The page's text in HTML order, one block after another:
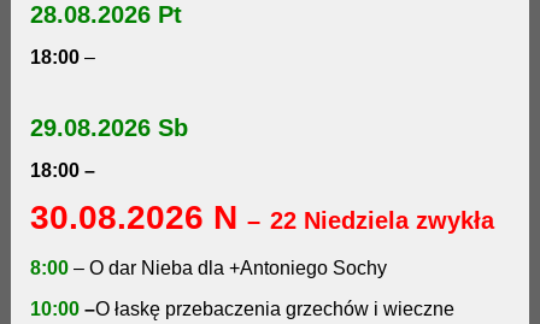
28.08.2026 Pt
18:00 –
29.08.2026 Sb
18:00 –
30.08.2026 N – 22 Niedziela zwykła
8:00 – O dar Nieba dla +Antoniego Sochy
10:00 –O łaskę przebaczenia grzechów i wieczne